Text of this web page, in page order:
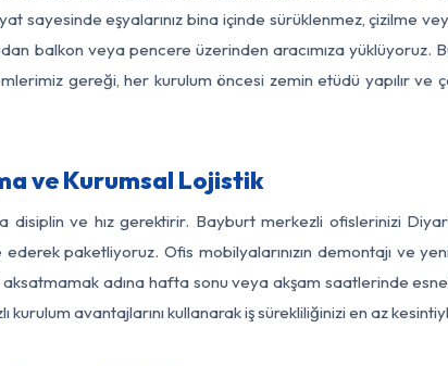
sayesinde eşyalarınız bina içinde sürüklenmez, çizilme
balkon veya pencere üzerinden aracımıza
gereği, her kurulum öncesi zemin etüdü yapılır
ve Kurumsal Lojistik
disiplin ve hız gerektirir. Bayburt merkezli ofislerinizi
paketliyoruz. Ofis mobilyalarınızın demontajı ve
adına hafta sonu veya akşam saatlerinde
kurulum avantajlarını kullanarak iş sürekliliğinizi en az